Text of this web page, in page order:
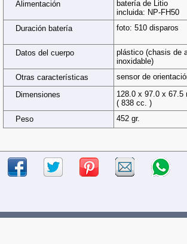
Alimentación
batería de Litio
incluida: NP-FH50
Duración batería
foto: 510 disparos
Datos del cuerpo
plástico (chasis de
inoxidable)
Otras características
sensor de
Dimensiones
128.0 x 97.0 x 67.5
( 838 cc. )
Peso
452 gr.